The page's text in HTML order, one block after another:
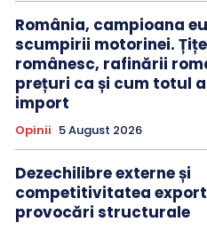
România, campioana
scumpirii motorinei.
românesc, rafinării
prețuri ca și cum totul
import
Opinii 5 August 2026
Dezechilibre externe și
competitivitatea
provocări structurale